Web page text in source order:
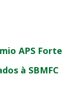
APS Forte
à SBMFC